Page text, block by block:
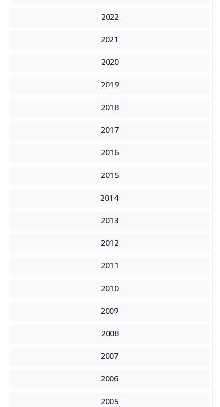
2022
2021
2020
2019
2018
2017
2016
2015
2014
2013
2012
2011
2010
2009
2008
2007
2006
2005